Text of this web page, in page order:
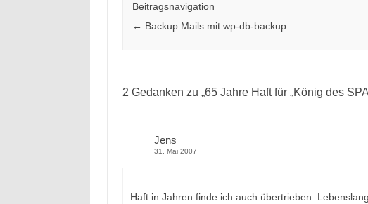
Beitragsnavigation
← Backup Mails mit wp-db-backup
2 Gedanken zu „65 Jahre Haft für „König des
Jens
31. Mai 2007
Haft in Jahren finde ich auch übertrieben.